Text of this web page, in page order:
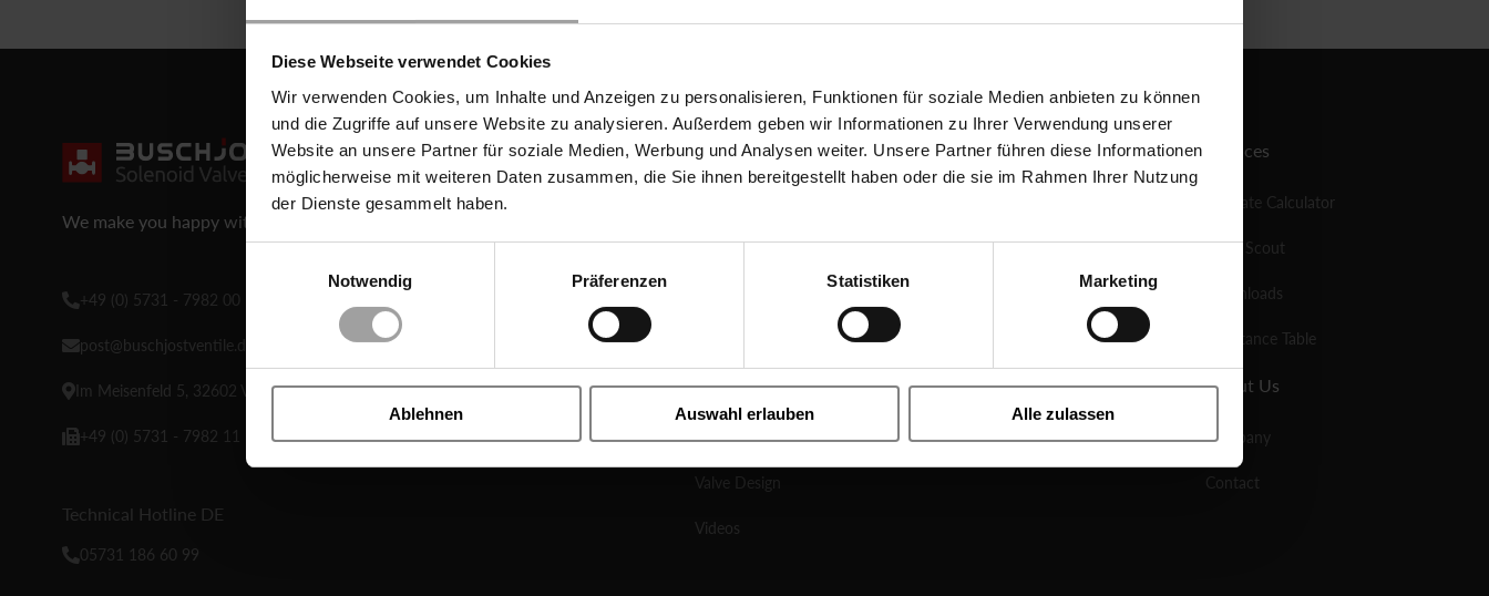
Diese Webseite verwendet Cookies
Wir verwenden Cookies, um Inhalte und Anzeigen zu personalisieren, Funktionen für soziale Medien anbieten zu können
und die Zugriffe auf unsere Website zu analysieren. Außerdem geben wir Informationen zu Ihrer Verwendung unserer
Website an unsere Partner für soziale Medien, Werbung und Analysen weiter. Unsere Partner führen diese Informationen
möglicherweise mit weiteren Daten zusammen, die Sie ihnen bereitgestellt haben oder die sie im Rahmen Ihrer Nutzung
der Dienste gesammelt haben.
Notwendig
Präferenzen Statistiken Marketing
Ablehnen Auswahl erlauben Alle zulassen
We make you happy with Buschjost.
+49 (0) 5731 - 7982 00
post@buschjostventile.de
Im Meisenfeld 5, 32602 Vlotho-Exter
+49 (0) 5731 - 7982 11
Technical Hotline DE
05731 186 60 99
Products
Externally Controlled Valves
Other Types Of Valves
Services
KV-Rate Calculator
Valve Scout
Downloads
Resistance Table
Know-How
News
Videos
About Us
Company
Contact